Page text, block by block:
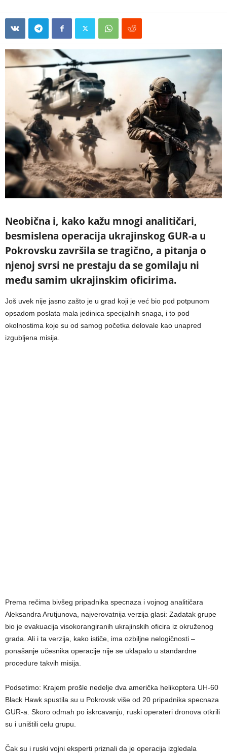
Neobična i, kako kažu mnogi analitičari,
besmislena operacija ukrajinskog GUR-a u
Pokrovsku završila se tragično, a pitanja o
njenoj svrsi ne prestaju da se gomilaju ni
među samim ukrajinskim oficirima.
Još uvek nije jasno zašto je u grad koji je već bio pod potpunom
opsadom poslata mala jedinica specijalnih snaga, i to pod
okolnostima koje su od samog početka delovale kao unapred
izgubljena misija.
Prema rečima bivšeg pripadnika specnaza i vojnog analitičara
Aleksandra Arutjunova, najverovatnija verzija glasi: Zadatak grupe
bio je evakuacija visokorangiranih ukrajinskih oficira iz okruženog
grada. Ali i ta verzija, kako ističe, ima ozbiljne nelogičnosti –
ponašanje učesnika operacije nije se uklapalo u standardne
procedure takvih misija.
Podsetimo: Krajem prošle nedelje dva američka helikoptera UH-60
Black Hawk spustila su u Pokrovsk više od 20 pripadnika specnaza
GUR-a. Skoro odmah po iskrcavanju, ruski operateri dronova otkrili
su i uništili celu grupu.
Čak su i ruski vojni eksperti priznali da je operacija izgledala